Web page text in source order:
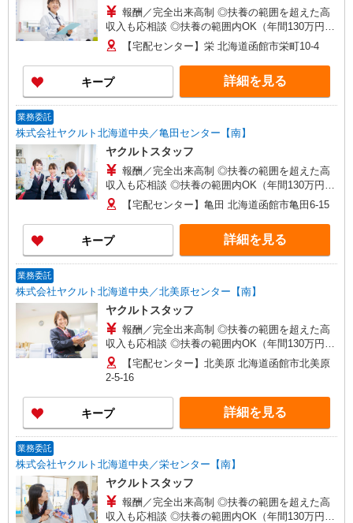
報酬／完全出来高制 ◎扶養の範囲を超えた高
収入も応相談 ◎扶養の範囲内OK（年間130万円以
内） ※収入補償/月10万円 ※収入補償期間/お仕事
開始から12ヶ月間 こちらに記載してある時間や日
数以外の働き方をご希望される場合もご相談に応
じますので、まずはお問い合わせください ※研修
期間中は日当支払あり（5日間：1000円/日） 収入
【宅配センター】栄 北海道函館市栄町10-4
キープ 詳細を見る
業務委託
株式会社ヤクルト北海道中央／亀田センター【南】
ヤクルトスタッフ
報酬／完全出来高制 ◎扶養の範囲を超えた高
収入も応相談 ◎扶養の範囲内OK（年間130万円以
内） ※収入補償/月10万円 ※収入補償期間/お仕事
開始から12ヶ月間 こちらに記載してある時間や日
数以外の働き方をご希望される場合もご相談に応
じますので、まずはお問い合わせください ※研修
期間中は日当支払あり（5日間：1000円/日） 収入
【宅配センター】亀田 北海道函館市亀田6-15
キープ 詳細を見る
業務委託
株式会社ヤクルト北海道中央／北美原センター【南】
ヤクルトスタッフ
報酬／完全出来高制 ◎扶養の範囲を超えた高
収入も応相談 ◎扶養の範囲内OK（年間130万円以
内） ※収入補償/月10万円 ※収入補償期間/お仕事
開始から12ヶ月間 こちらに記載してある時間や日
じますので、まずはお問い合わせください ※研修
期間中は日当支払あり（5日間：1000円/日） 収入
保障期間：12か月
【宅配センター】北美原 北海道函館市北美原
2-5-16
キープ 詳細を見る
業務委託
株式会社ヤクルト北海道中央／栄センター【南】
ヤクルトスタッフ
報酬／完全出来高制 ◎扶養の範囲を超えた高
収入も応相談 ◎扶養の範囲内OK（年間130万円以